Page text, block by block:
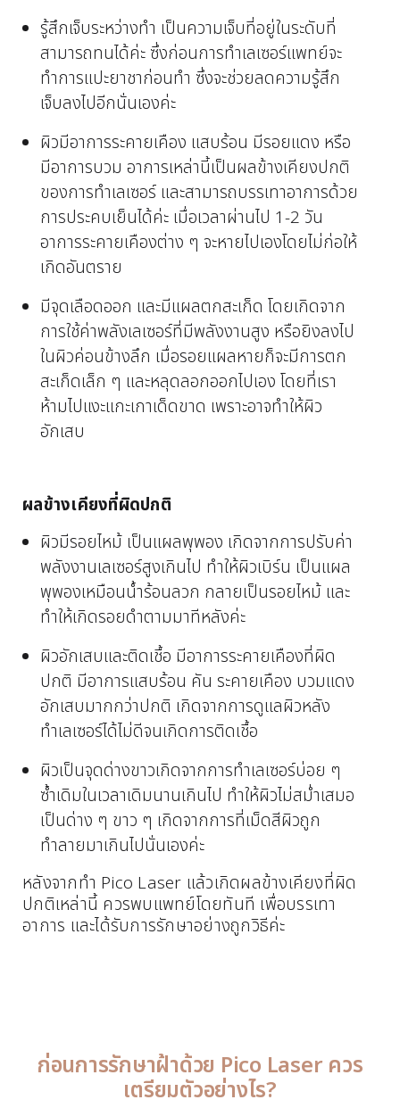
รู้สึกเจ็บระหว่างทำ เป็นความเจ็บที่อยู่ในระดับที่
สามารถทนได้ค่ะ ซึ่งก่อนการทำเลเซอร์แพทย์จะ
ทำการแปะยาชาก่อนทำ ซึ่งจะช่วยลดความรู้สึก
เจ็บลงไปอีกนั่นเองค่ะ
ผิวมีอาการระคายเคือง แสบร้อน มีรอยแดง หรือ
มีอาการบวม อาการเหล่านี้เป็นผลข้างเคียงปกติ
ของการทำเลเซอร์ และสามารถบรรเทาอาการด้วย
การประคบเย็นได้ค่ะ เมื่อเวลาผ่านไป 1-2 วัน
อาการระคายเคืองต่าง ๆ จะหายไปเองโดยไม่ก่อให้
เกิดอันตราย
มีจุดเลือดออก และมีแผลตกสะเก็ด โดยเกิดจาก
การใช้ค่าพลังเลเซอร์ที่มีพลังงานสูง หรือยิงลงไป
ในผิวค่อนข้างลึก เมื่อรอยแผลหายก็จะมีการตก
สะเก็ดเล็ก ๆ และหลุดลอกออกไปเอง โดยที่เรา
ห้ามไปแงะแกะเกาเด็ดขาด เพราะอาจทำให้ผิว
อักเสบ
ผลข้างเคียงที่ผิดปกติ
ผิวมีรอยไหม้ เป็นแผลพุพอง เกิดจากการปรับค่า
พลังงานเลเซอร์สูงเกินไป ทำให้ผิวเบิร์น เป็นแผล
พุพองเหมือนน้ำร้อนลวก กลายเป็นรอยไหม้ และ
ทำให้เกิดรอยดำตามมาทีหลังค่ะ
ผิวอักเสบและติดเชื้อ มีอาการระคายเคืองที่ผิด
ปกติ มีอาการแสบร้อน คัน ระคายเคือง บวมแดง
อักเสบมากกว่าปกติ เกิดจากการดูแลผิวหลัง
ทำเลเซอร์ได้ไม่ดีจนเกิดการติดเชื้อ
ผิวเป็นจุดด่างขาวเกิดจากการทำเลเซอร์บ่อย ๆ
ซ้ำเดิมในเวลาเดิมนานเกินไป ทำให้ผิวไม่สม่ำเสมอ
เป็นด่าง ๆ ขาว ๆ เกิดจากการที่เม็ดสีผิวถูก
ทำลายมาเกินไปนั่นเองค่ะ
หลังจากทำ Pico Laser แล้วเกิดผลข้างเคียงที่ผิด
ปกติเหล่านี้ ควรพบแพทย์โดยทันที เพื่อบรรเทา
อาการ และได้รับการรักษาอย่างถูกวิธีค่ะ
ก่อนการรักษาฝ้าด้วย Pico Laser ควร
เตรียมตัวอย่างไร?